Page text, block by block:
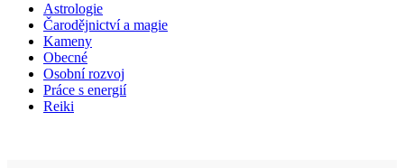
Astrologie
Čarodějnictví a magie
Kameny
Obecné
Osobní rozvoj
Práce s energií
Reiki